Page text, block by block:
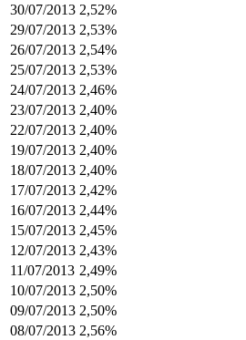
30/07/2013 2,52%
29/07/2013 2,53%
26/07/2013 2,54%
25/07/2013 2,53%
24/07/2013 2,46%
23/07/2013 2,40%
22/07/2013 2,40%
19/07/2013 2,40%
18/07/2013 2,40%
17/07/2013 2,42%
16/07/2013 2,44%
15/07/2013 2,45%
12/07/2013 2,43%
11/07/2013 2,49%
10/07/2013 2,50%
09/07/2013 2,50%
08/07/2013 2,56%